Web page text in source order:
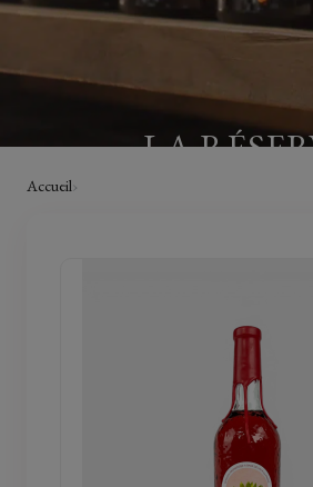
LA
Accueil›